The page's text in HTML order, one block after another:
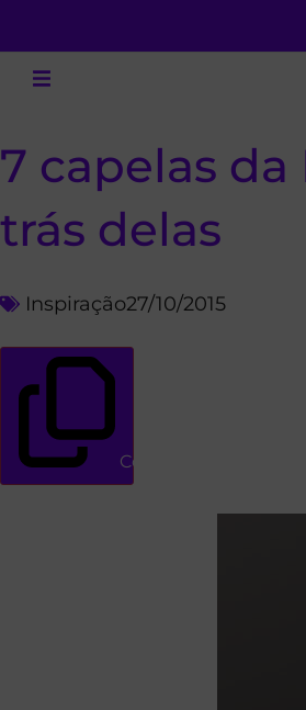
7 capelas
trás delas
Inspiração27/10/2015
Copiar link